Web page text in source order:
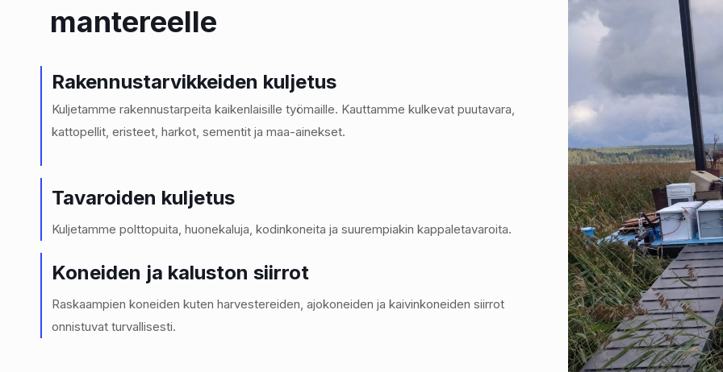
mantereelle
Rakennustarvikkeiden kuljetus
Kuljetamme rakennustarpeita kaikenlaisille työmaille. Kauttamme kulkevat puutavara,
kattopellit, eristeet, harkot, sementit ja maa-ainekset.
Tavaroiden kuljetus
Kuljetamme polttopuita, huonekaluja, kodinkoneita ja suurempiakin kappaletavaroita.
Koneiden ja kaluston siirrot
Raskaampien koneiden kuten harvestereiden, ajokoneiden ja kaivinkoneiden siirrot
onnistuvat turvallisesti.